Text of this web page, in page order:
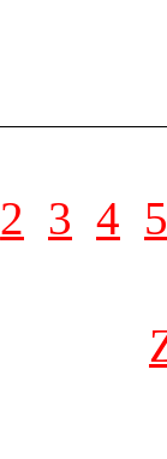
2 3 4 5